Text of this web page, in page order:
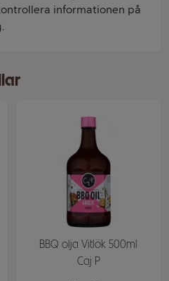
informationen på
BBQ olja Vitlök 500ml
Caj P